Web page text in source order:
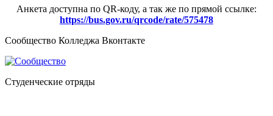
Анкета доступна по QR-коду, а так же по прямой ссылке:
https://bus.gov.ru/qrcode/rate/575478
Сообщество Колледжа Вконтакте
Студенческие отряды